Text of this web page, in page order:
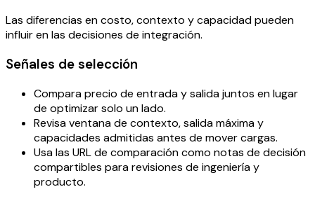
Las diferencias en costo, contexto y capacidad pueden
influir en las decisiones de integración.
Señales de selección
Compara precio de entrada y salida juntos en lugar
de optimizar solo un lado.
Revisa ventana de contexto, salida máxima y
capacidades admitidas antes de mover cargas.
Usa las URL de comparación como notas de decisión
compartibles para revisiones de ingeniería y
producto.